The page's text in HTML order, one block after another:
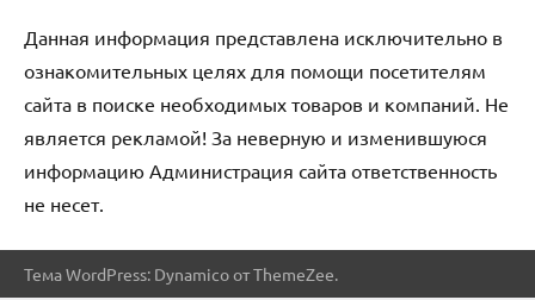
Данная информация представлена исключительно в
ознакомительных целях для помощи посетителям
сайта в поиске необходимых товаров и компаний. Не
является рекламой! За неверную и изменившуюся
информацию Администрация сайта ответственность
не несет.
Тема WordPress: Dynamico от ThemeZee.